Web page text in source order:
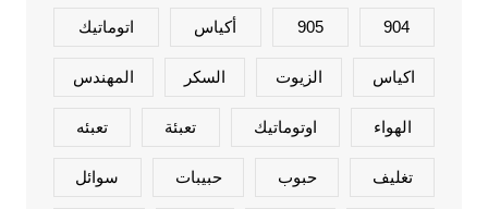
904
905 أكياس اتوماتيك
اكياس الزيوت السكر المهندس
الهواء اوتوماتيك تعبئة تعبئه
تغليف حبوب حبيبات سوائل